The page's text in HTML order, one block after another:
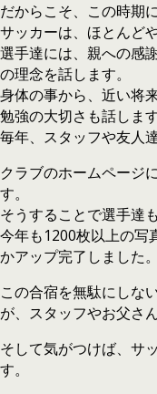
だからこそ、この時期
サッカーは、ほとんど
選手達には、親への感
の理念を話します。
身体の事から、近い将
勉強の大切さも話します
毎年、スタッフや友人
クラブのホームページ
す。
そうすることで選手達
今年も1200枚以上の写
かアップ完了しました。
この合宿を無駄にしな
が、スタッフやお父さ
そして気がつけば、サ
す。